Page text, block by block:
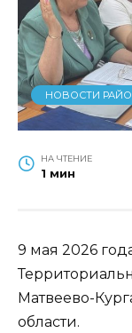
НОВОСТИ
НА ЧТЕНИЕ
1 мин
9 мая 2026
Матвеево-
области.